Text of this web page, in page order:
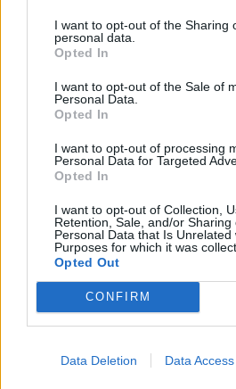
I want to opt-out of the Sharing
personal data.
Opted In
I want to opt-out of the Sale of
Personal Data.
Opted In
I want to opt-out of processing
Personal Data for Targeted
Opted In
I want to opt-out of Collection,
Retention, Sale, and/or Sharing
Personal Data that Is Unrelated
Purposes for which it was
Opted Out
CONFIRM
Data Deletion Data Access
🚀 UNSERE HIGHLIGHTS:
🛠️ EIGENE SERVER MOD:
Pingsystem und
euch programmiert.
Funktionalität und